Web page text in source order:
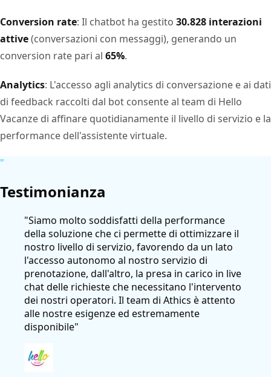
Conversion rate: Il chatbot ha gestito 30.828 interazioni
attive(conversazioni con messaggi), generando un
conversion rate pari al 65%.
Analytics: L'accesso agli analytics di conversazione e ai dati
di feedback raccolti dal bot consente al team di Hello
Vacanze di affinare quotidianamente il livello di servizio e la
performance dell'assistente virtuale.
"
Testimonianza
"Siamo molto soddisfatti della performance
della soluzione che ci permette di ottimizzare il
nostro livello di servizio, favorendo da un lato
l'accesso autonomo al nostro servizio di
prenotazione, dall'altro, la presa in carico in live
chat delle richieste che necessitano l'intervento
dei nostri operatori. Il team di Athics è attento
alle nostre esigenze ed estremamente
disponibile"